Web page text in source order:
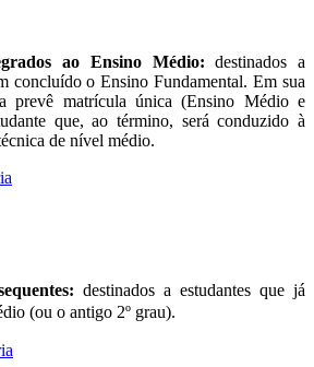
ao Ensino Médio: destinados a
concluído o Ensino Fundamental. Em sua
prevê matrícula única (Ensino Médio e
que, ao término, será conduzido à
de nível médio.
destinados a estudantes que já
(ou o antigo 2º grau).